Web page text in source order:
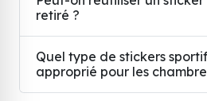
retiré ?
Quel type de stickers
approprié pour les